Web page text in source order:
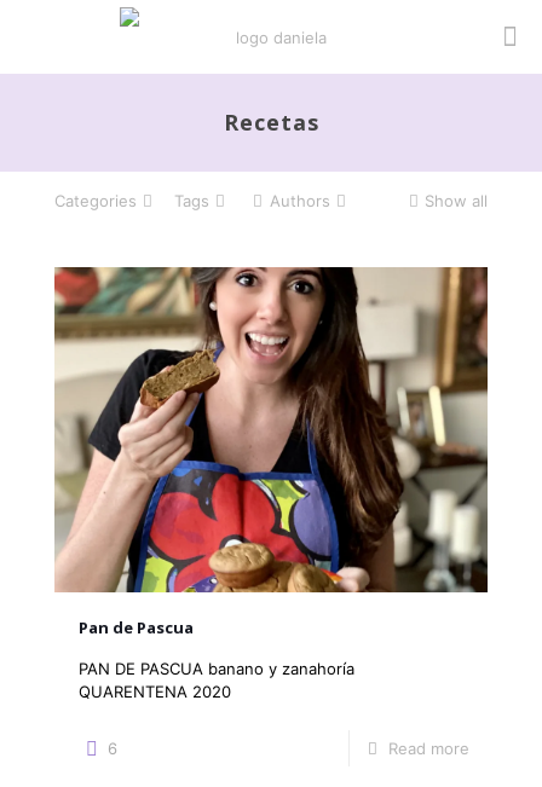
Recetas
Categories Tags Authors Show all
Pan de Pascua
PAN DE PASCUA banano y zanahoría
QUARENTENA 2020
6 Read more